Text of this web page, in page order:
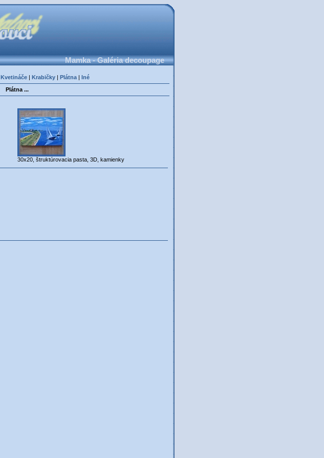
Mamka - Galéria decoupage
Kvetináče| Krabičky| Plátna| Iné
Plátna ...
30x20, štruktúrovacia pasta, 3D, kamienky